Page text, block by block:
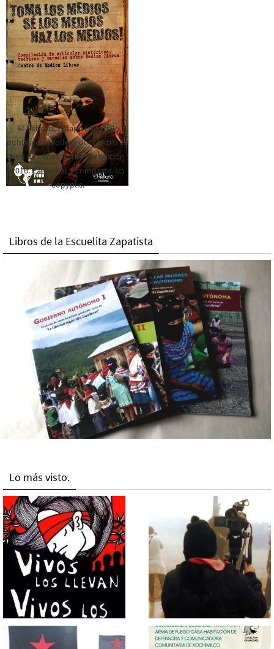
El Rebozo, Palapa Editorial,
publica este folleto del Centro de
Medios Libres. Esta es la edición
2016. Para rolar y compartir. (c)
Copyplis.
Libros de la Escuelita Zapatista
Lo más visto.